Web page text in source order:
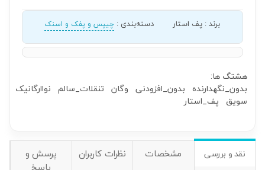
برند: پف استار دسته‌بندی : چیپس و پفک و اسنک
هشتگ ها:
بدون_نگهدارنده بدون_افزودنی وگان تنقلات_سالم نواارگانیک
سویق پف_استار
نقد و بررسی مشخصات نظرات کاربران
پرسش و